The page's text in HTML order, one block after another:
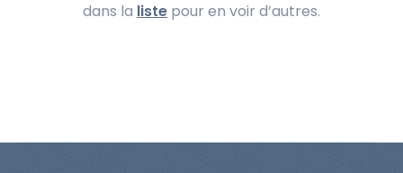
dans la liste pour en voir d’autres.